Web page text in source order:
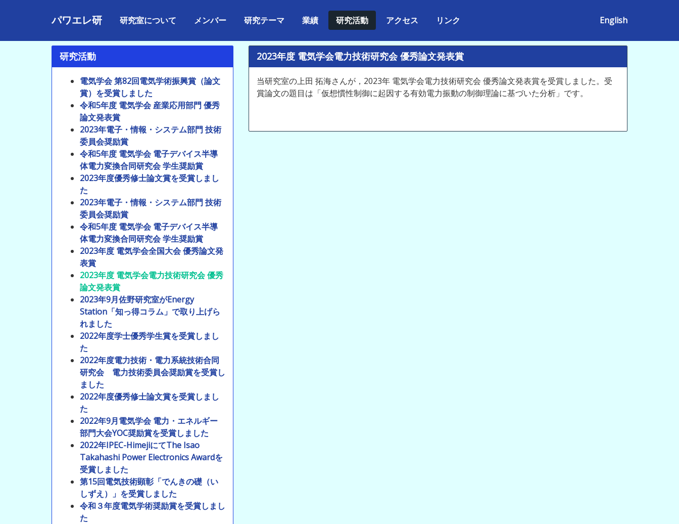
パワエレ研 研究室について メンバー 研究テーマ 業績 研究活動 アクセス リンク English
2023年度 電気学会電力技術研究会 優秀論文発表賞
当研究室の上田 拓海さんが，2023年 電気学会電力技術研究会 優秀論文発表賞を受賞しました。受
賞論文の題目は「仮想慣性制御に起因する有効電力振動の制御理論に基づいた分析」です。
研究活動
電気学会 第82回電気学術振興賞（論文
賞）を受賞しました
令和5年度 電気学会 産業応用部門 優秀
論文発表賞
2023年電子・情報・システム部門 技術
委員会奨励賞
令和5年度 電気学会 電子デバイス半導
体電力変換合同研究会 学生奨励賞
2023年度優秀修士論文賞を受賞しまし
た
2023年電子・情報・システム部門 技術
委員会奨励賞
令和5年度 電気学会 電子デバイス半導
体電力変換合同研究会 学生奨励賞
2023年度 電気学会全国大会 優秀論文発
表賞
2023年度 電気学会電力技術研究会 優秀
論文発表賞
2023年9月佐野研究室がEnergy
Station「知っ得コラム」で取り上げら
れました
2022年度学士優秀学生賞を受賞しまし
た
2022年度電力技術・電力系統技術合同
研究会 電力技術委員会奨励賞を受賞し
ました
2022年度優秀修士論文賞を受賞しまし
た
2022年9月電気学会 電力・エネルギー
部門大会YOC奨励賞を受賞しました
2022年IPEC-HimejiにてThe Isao
Takahashi Power Electronics Awardを
受賞しました
第15回電気技術顕彰「でんきの礎（い
しずえ）」を受賞しました
令和３年度電気学術奨励賞を受賞しまし
た